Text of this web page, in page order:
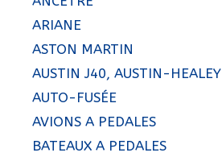
ARIANE
ASTON MARTIN
AUSTIN J40, AUSTIN-HEALEY
AUTO-FUSÉE
AVIONS A PEDALES
BATEAUX A PEDALES